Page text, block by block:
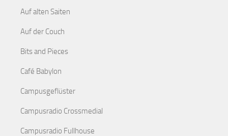
Auf alten Saiten
Auf der Couch
Bits and Pieces
Café Babylon
Campusgeflüster
Campusradio Crossmedial
Campusradio Fullhouse